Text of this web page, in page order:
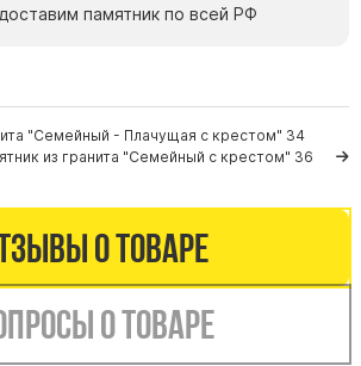
Ограды из чугуна
Ограды металл
Столы и лавки
Тротуарная плитка
Вазы полимерные
памятник по всей РФ
"Семейный - Плачущая с крестом" 34
из гранита "Семейный с крестом" 36
о товаре
о товаре